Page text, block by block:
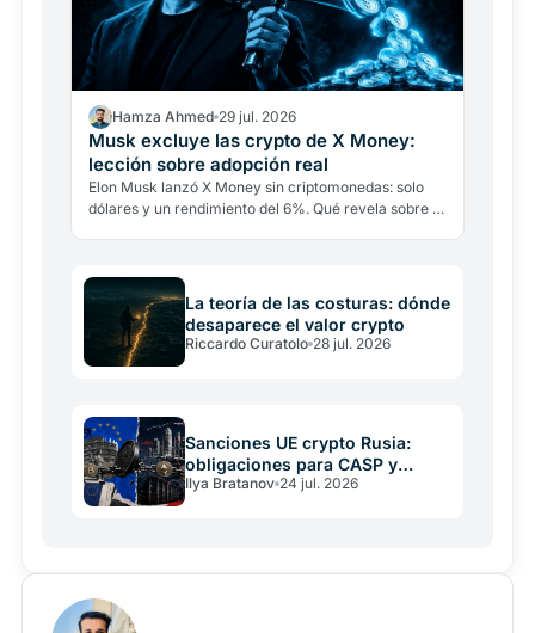
Hamza Ahmed 29 jul. 2026
Musk excluye las crypto de X Money:
lección sobre adopción real
Elon Musk lanzó X Money sin criptomonedas: solo
dólares y un rendimiento del 6%. Qué revela sobre la
La teoría de las costuras: dónde
desaparece el valor crypto
Riccardo Curatolo 28 jul. 2026
Sanciones UE crypto Rusia:
obligaciones para CASP y
operadores
Ilya Bratanov 24 jul. 2026